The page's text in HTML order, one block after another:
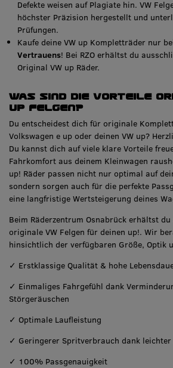
Defekte weisen auf Plagiate hin. VW
höchster Präzision hergestellt und
Prüfungen.
Kaufe deine VW up Kompletträder nur
Vertrauens! Bei RZO erhältst du
Original VW up Räder.
Was sind die Vorteile
Up Felgen?
Du entscheidest dich für originale
Volkswagen e up oder deinen VW up?
Du kannst dich auf viele klare Vorteile
Fahrkomfort aus deinem Kleinwagen
up! Räder passen nicht nur optimal auf
sondern sorgen auch für die perfekte
eine langfristige Wertsteigerung deines
Beim Räderzentrum Osnabrück erhältst
originale VW Felgen für deinen up!. Wir
hinsichtlich der verfügbaren Größe, Optik
✓ Erstklassige Qualität & hohe
✓ Einmaliges Fahrgefühl dank
Störgeräuschen
✓ Optimale Laufleistung
✓ Geringerer Spritverbrauch dank leichter
✓ 100% Passgenauigkeit